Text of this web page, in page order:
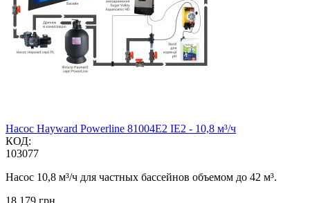
Насос Hayward Powerline 81004E2 IE2 - 10,8 м³/ч
КОД:
103077
Насос 10,8 м³/ч для частных бассейнов объемом до 42 м³.
‍18 179‍ грн